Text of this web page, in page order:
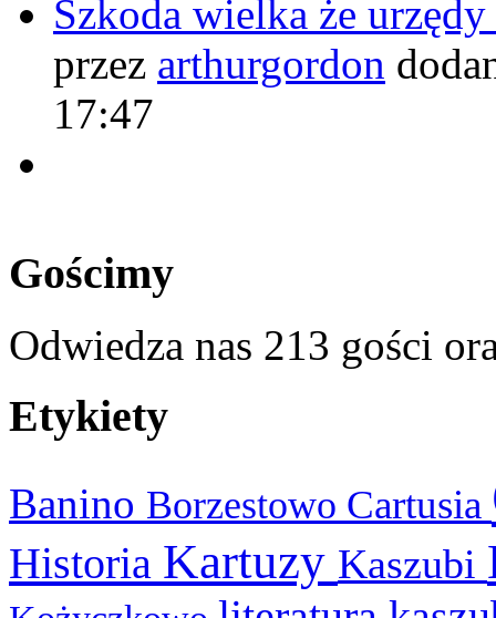
Szkoda wielka że
przez arthurgordon
17:47
Gościmy
Odwiedza nas 213 gości
Etykiety
Banino Borzestowo Cartusia
Historia Kartuzy Kaszubi